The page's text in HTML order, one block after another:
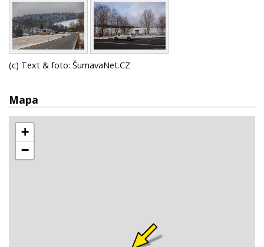
(c) Text & foto: ŠumavaNet.CZ
Mapa